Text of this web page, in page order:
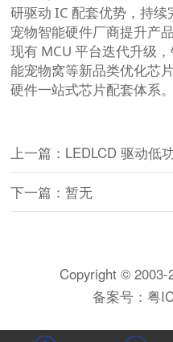
研驱动 IC 配套优势，持
宠物智能硬件厂商提升产
现有 MCU 平台迭代升级
能宠物窝等新品类优化芯
硬件一站式芯片配套体系。
下一篇：暂无
Copyright ©
备案号： 粤